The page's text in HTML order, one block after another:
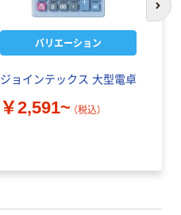
バリエーション
ジョインテックス 大型電卓
￥2,591~ （税込）
次